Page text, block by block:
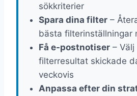
sökkriterier
Spara dina filter –
bästa filterinställningar
Få e-postnotiser –
filterresultat skickade
veckovis
Anpassa efter din